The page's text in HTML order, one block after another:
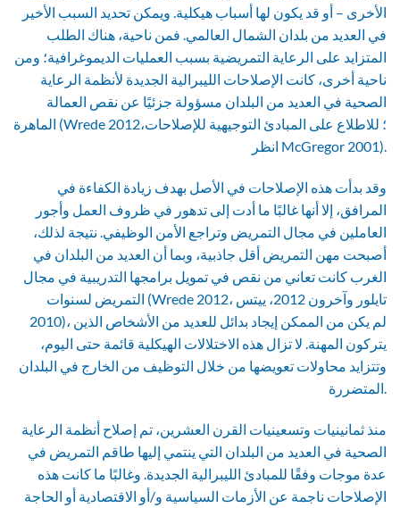
الأخرى – أو قد يكون لها أسباب هيكلية. ويمكن تحديد السبب الأخير
في العديد من بلدان الشمال العالمي. فمن ناحية، هناك الطلب
المتزايد على الرعاية التمريضية بسبب العمليات الديموغرافية؛ ومن
ناحية أخرى، كانت الإصلاحات الليبرالية الجديدة لأنظمة الرعاية
الصحية في العديد من البلدان مسؤولة جزئيًا عن نقص العمالة
الماهرة (Wrede 2012؛ للاطلاع على المبادئ التوجيهية للإصلاحات،
انظر McGregor 2001).
وقد بدأت هذه الإصلاحات في الأصل بهدف زيادة الكفاءة في
المرافق، إلا أنها غالبًا ما أدت إلى تدهور في ظروف العمل وأجور
العاملين في مجال التمريض وتراجع الأمن الوظيفي. نتيجة لذلك،
أصبحت مهن التمريض أقل جاذبية، وبما أن العديد من البلدان في
الغرب كانت تعاني من نقص في تمويل برامجها التدريبية في مجال
التمريض لسنوات (Wrede 2012، تايلور وآخرون 2012، ييتس
2010)، لم يكن من الممكن إيجاد بدائل للعديد من الأشخاص الذين
يتركون المهنة. لا تزال هذه الاختلالات الهيكلية قائمة حتى اليوم،
وتتزايد محاولات تعويضها من خلال التوظيف من الخارج في البلدان
المتضررة.
منذ ثمانينيات وتسعينيات القرن العشرين، تم إصلاح أنظمة الرعاية
الصحية في العديد من البلدان التي ينتمي إليها طاقم التمريض في
عدة موجات وفقًا للمبادئ الليبرالية الجديدة. وغالبًا ما كانت هذه
الإصلاحات ناجمة عن الأزمات السياسية و/أو الاقتصادية أو الحاجة